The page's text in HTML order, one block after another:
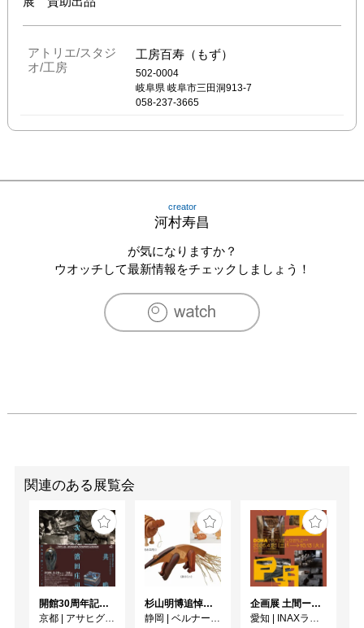
アトリエ/スタジ
オ/工房
工房百寿（もず）
502-0004
岐阜県 岐阜市三田洞913-7
058-237-3665
creator
河村寿昌
が気になりますか？
ウオッチして最新情報をチェックしましょう！
関連のある展覧会
開館30周年記念 山本爲三郎・河井寬次郎没後60年記念 「共鳴 河井寬次郎 × 濱田庄司 ー山本爲三郎コレクションより」
京都 | アサヒグループ大山崎山荘美術館
杉山明博追悼展 木とわたし―木工の妙技と美術教育
静岡 | ベルナール・ビュフェ美術館
企画展 土間ーつくって、つかって、再発見ー
愛知 | INAXライブミュージアム